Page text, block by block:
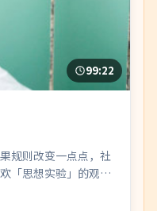
99:22
规则改变一点点，社
「思想实验」的观